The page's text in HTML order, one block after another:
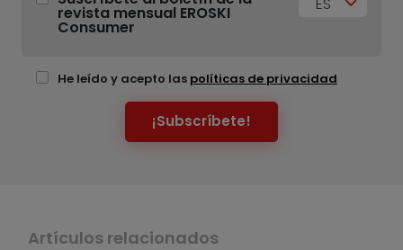
revista mensual EROSKI
Consumer
He leído y acepto las políticas de privacidad
¡Subscríbete!
Artículos relacionados